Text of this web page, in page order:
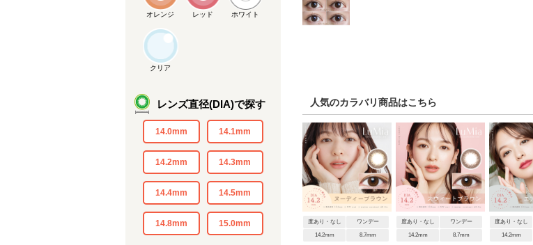
オレンジ レッド ホワイト
クリア
レンズ直径(DIA)で探す
14.0mm 14.1mm
14.2mm 14.3mm
14.4mm 14.5mm
14.8mm 15.0mm
人気のカラバリ商品はこちら
度あり・なし ワンデー
14.2mm 8.7mm
度あり・なし ワンデー
14.2mm 8.7mm
度あり・なし
14.2mm